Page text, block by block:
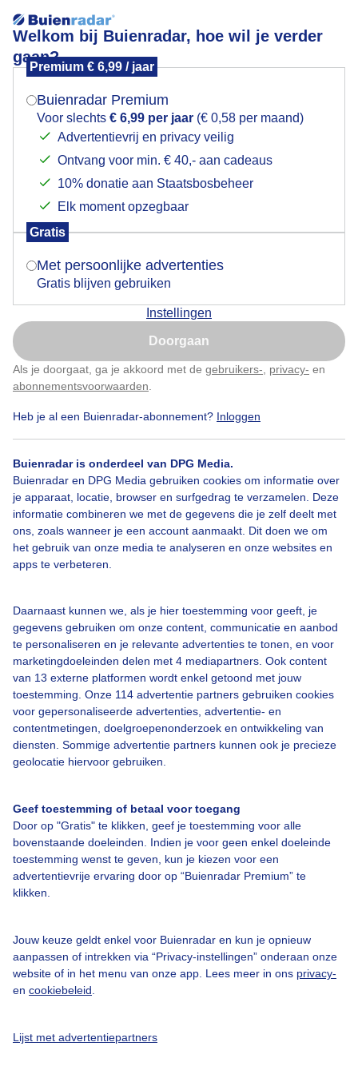
Welkom bij Buienradar, hoe wil je verder
gaan?
Premium € 6,99 / jaar
Buienradar Premium
Voor slechts € 6,99 per jaar (€ 0,58 per maand)
Advertentievrij en privacy veilig
Ontvang voor min. € 40,- aan cadeaus
10% donatie aan Staatsbosbeheer
Elk moment opzegbaar
Gratis
Met persoonlijke advertenties
Gratis blijven gebruiken
Instellingen
Doorgaan
Als je doorgaat, ga je akkoord met de gebruikers- privacy- en
abonnementsvoorwaarden
Heb je al een Buienradar-abonnement? Inloggen
Buienradar is onderdeel van DPG Media.
Buienradar en DPG Media gebruiken cookies om informatie over
je apparaat, locatie, browser en surfgedrag te verzamelen. Deze
informatie combineren we met de gegevens die je zelf deelt met
ons, zoals wanneer je een account aanmaakt. Dit doen we om
het gebruik van onze media te analyseren en onze websites en
apps te verbeteren.
Daarnaast kunnen we, als je hier toestemming voor geeft, je
gegevens gebruiken om onze content, communicatie en aanbod
te personaliseren en je relevante advertenties te tonen, en voor
marketingdoeleinden delen met 4 mediapartners. Ook content
van 13 externe platformen wordt enkel getoond met jouw
toestemming. Onze 114 advertentie partners gebruiken cookies
voor gepersonaliseerde advertenties, advertentie- en
contentmetingen, doelgroepenonderzoek en ontwikkeling van
diensten. Sommige advertentie partners kunnen ook je precieze
geolocatie hiervoor gebruiken.
Geef toestemming of betaal voor toegang
Door op "Gratis" te klikken, geef je toestemming voor alle
bovenstaande doeleinden. Indien je voor geen enkel doeleinde
toestemming wenst te geven, kun je kiezen voor een
advertentievrije ervaring door op “Buienradar Premium” te
klikken.
Jouw keuze geldt enkel voor Buienradar en kun je opnieuw
aanpassen of intrekken via “Privacy-instellingen” onderaan onze
website of in het menu van onze app. Lees meer in ons privacy-
en cookiebeleid
Lijst met advertentiepartners
Uitwatering Katwijk bij zonsondegang
Door: Zwitserw
Bekijk slideshow
Een moment geduld aub...
Over Buienradar
Contact
Toegankelijkheid
Gebruikersvoorwaarden
Buienradar Team
Privacy beleid
Cookie beleid
Gratis weerdata
Mogen we je locatie gebruiken voor het
Indien je hier nog geen akkoord op hebt gegeven,
verschijnt er zo een pop-up uit je browser waarin
Is goed, toon de popup
Nu niet, misschien later
Klik hierom dit aan te passen